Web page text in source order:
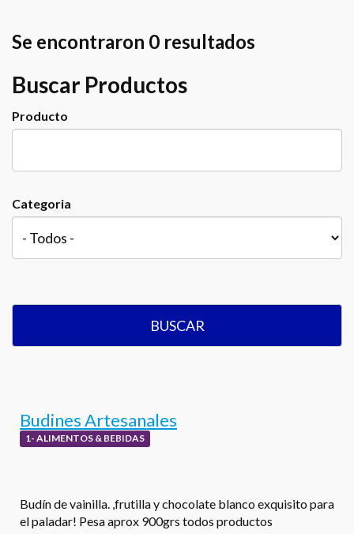
Se encontraron 0 resultados
Buscar Productos
Producto
Categoria
BUSCAR
Budines Artesanales
1- ALIMENTOS & BEBIDAS
Budín de vainilla. ,frutilla y chocolate blanco exquisito para
el paladar! Pesa aprox 900grs todos productos